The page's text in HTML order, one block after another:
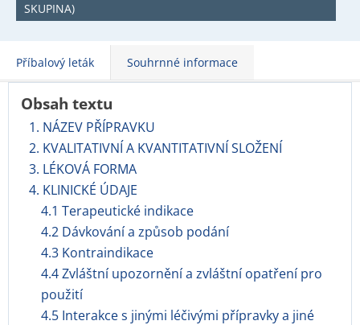
SKUPINA)
Příbalový leták Souhrnné informace
Obsah textu
1. NÁZEV PŘÍPRAVKU
2. KVALITATIVNÍ A KVANTITATIVNÍ SLOŽENÍ
3. LÉKOVÁ FORMA
4. KLINICKÉ ÚDAJE
4.1 Terapeutické indikace
4.2 Dávkování a způsob podání
4.3 Kontraindikace
4.4 Zvláštní upozornění a zvláštní opatření pro
použití
4.5 Interakce s jinými léčivými přípravky a jiné